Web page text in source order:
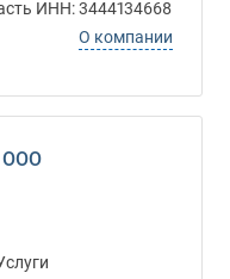
ИНН: 3444134668
О компании
ООО